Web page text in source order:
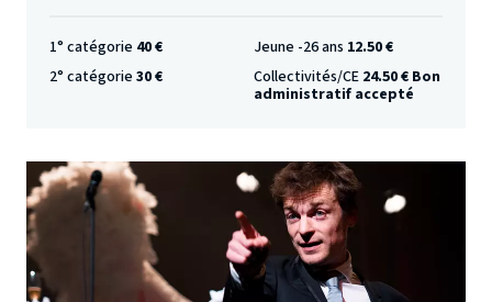
1° catégorie 40 €
2° catégorie30 €
Jeune -26 ans 12.50 €
Collectivités/CE 24.50 € Bon
administratif accepté